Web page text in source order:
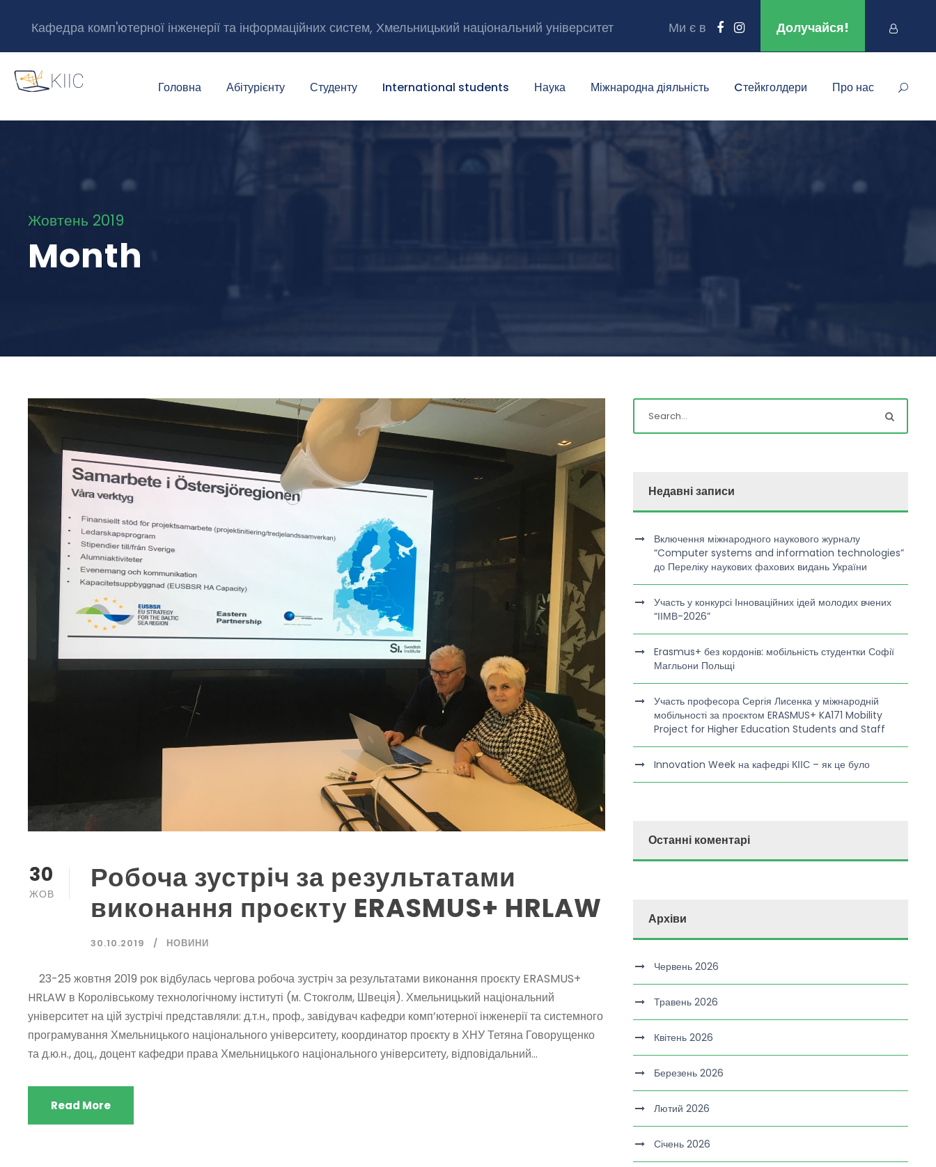
Кафедра комп'ютерної інженерії та інформаційних систем, Хмельницький національний університет Ми є в Долучайся!
Головна Абітурієнту Студенту International students Наука Міжнародна діяльність Cтейкголдери Про нас
Жовтень 2019
Month
30
ЖОВ
Робоча зустріч за результатами
виконання проєкту ERASMUS+ HRLAW
30.10.2019 НОВИНИ
23-25 жовтня 2019 рок відбулась чергова робоча зустріч за результатами виконання проєкту ERASMUS+
HRLAW в Королівському технологічному інституті (м. Стокголм, Швеція). Хмельницький національний
університет на цій зустрічі представляли: д.т.н., проф., завідувач кафедри комп’ютерної інженерії та системного
програмування Хмельницького національного університету, координатор проєкту в ХНУ Тетяна Говорущенко
та д.ю.н., доц., доцент кафедри права Хмельницького національного університету, відповідальний...
Read More
Недавні записи
Включення міжнародного наукового журналу
“Computer systems and information technologies”
до Переліку наукових фахових видань України
Участь у конкурсі Інноваційних ідей молодих вчених
“ІІМВ-2026”
Erasmus+ без кордонів: мобільність студентки Софії
Магльони Польщі
Участь професора Сергія Лисенка у міжнародній
мобільності за проєктом ERASMUS+ KA171 Mobility
Project for Higher Education Students and Staff
Innovation Week на кафедрі КІІС – як це було
Останні коментарі
Архіви
Червень 2026
Травень 2026
Квітень 2026
Березень 2026
Лютий 2026
Січень 2026